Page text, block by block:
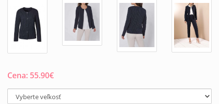
Cena: 55.90€